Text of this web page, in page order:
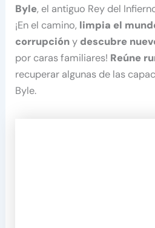
Byle, el antiguo Rey del
¡En el camino, limpia el
corrupcióny descubre
por caras familiares! Reúne
recuperar algunas de las
Byle.